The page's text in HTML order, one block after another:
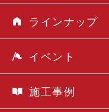
ラインナップ
イベント
施工事例